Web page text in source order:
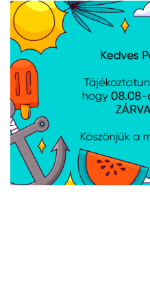
USB-csatlakozó
típusa
Ergonómia
Termék színe
A weboldalon esetlegesen
technikai hibákért felelősséget